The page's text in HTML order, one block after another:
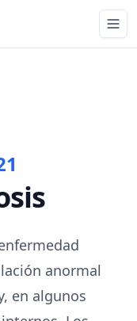
anormal
en algunos